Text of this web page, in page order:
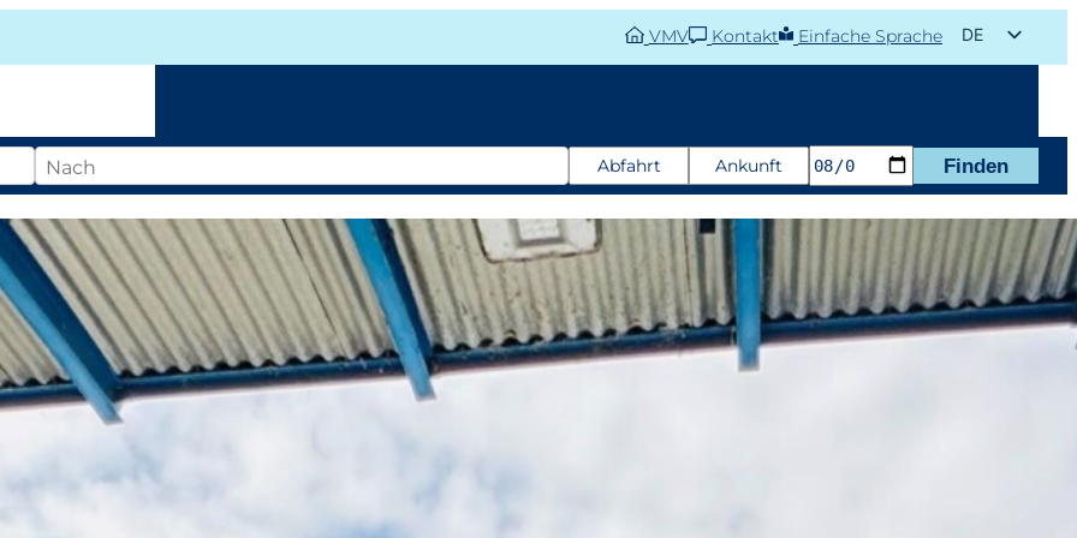
VMV Kontakt Einfache Sprache
DE
Abfahrt Ankunft Finden